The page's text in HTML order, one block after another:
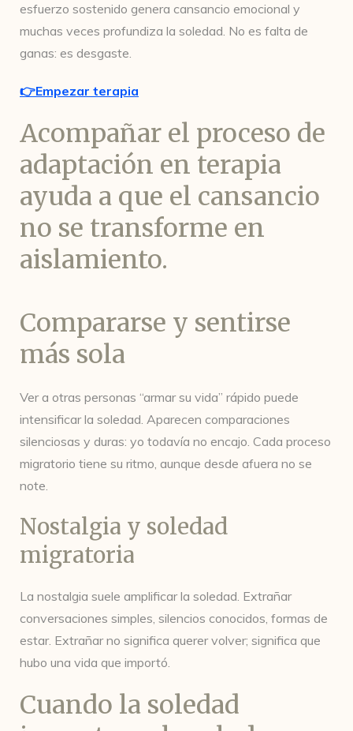
esfuerzo sostenido genera cansancio emocional y
muchas veces profundiza la soledad. No es falta de
ganas: es desgaste.
👉Empezar terapia
Acompañar el proceso de
adaptación en terapia
ayuda a que el cansancio
no se transforme en
aislamiento.
Compararse y sentirse
más sola
Ver a otras personas “armar su vida” rápido puede
intensificar la soledad. Aparecen comparaciones
silenciosas y duras: yo todavía no encajo. Cada proceso
migratorio tiene su ritmo, aunque desde afuera no se
note.
Nostalgia y soledad
migratoria
La nostalgia suele amplificar la soledad. Extrañar
conversaciones simples, silencios conocidos, formas de
estar. Extrañar no significa querer volver; significa que
hubo una vida que importó.
Cuando la soledad